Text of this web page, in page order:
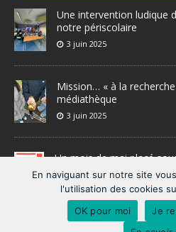
Une intervention ludique
notre périscolaire
3 juin 2025
Mission… « à la
médiathèque
3 juin 2025
Un mois de mai placé
28 mai 2025
En naviguant sur notre site
l'utilisation des cookies
OK pour moi
Je